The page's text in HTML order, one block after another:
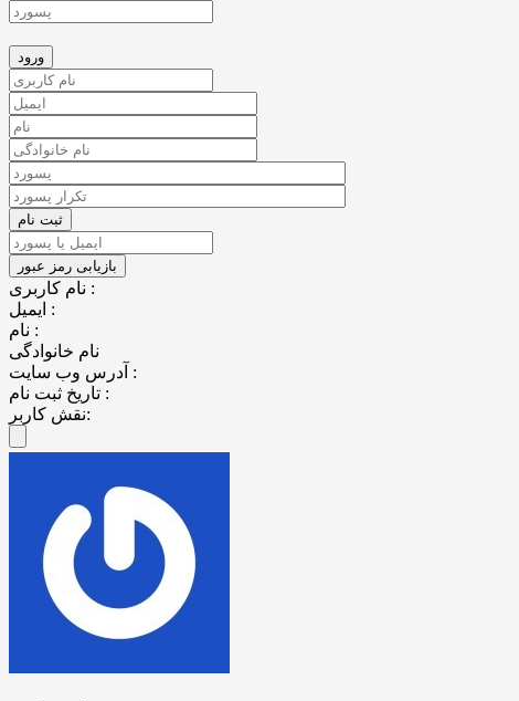
نام کاربری :
ایمیل :
نام :
نام خانوادگی
آدرس وب سایت :
تاریخ ثبت نام :
نقش کاربر: